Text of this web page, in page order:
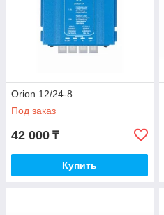
Orion 12/24-8
Под заказ
42 000 ₸
Купить